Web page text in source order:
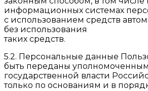
информационных системах
с использованием средств
без использования
таких средств.
5.2. Персональные данные
быть переданы
государственной власти
только по основаниям и в